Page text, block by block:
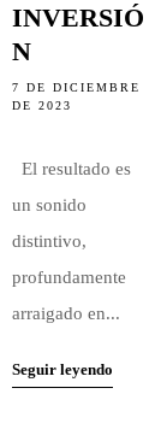
INVERSIÓ
N
7 DE DICIEMBRE
DE 2023
El resultado es
un sonido
distintivo,
profundamente
arraigado en...
Seguir leyendo